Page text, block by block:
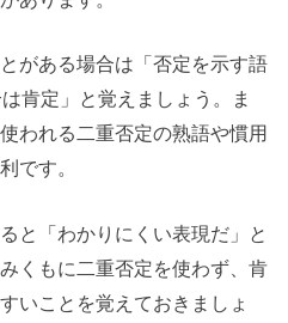
がある場合は「否定を示す語
肯定」と覚えましょう。ま
われる二重否定の熟語や慣用
です。
と「わかりにくい表現だ」と
くもに二重否定を使わず、肯
いことを覚えておきましょ